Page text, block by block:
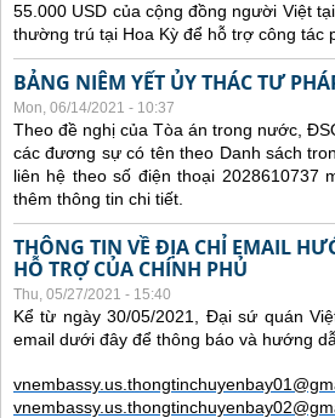
55.000 USD của cộng đồng người Việt
thường trú tại Hoa Kỳ để hỗ trợ công
BẢNG NIÊM YẾT ỦY THÁC TƯ
Mon, 06/14/2021 - 10:37
Theo đề nghị của Tòa án trong nước,
các đương sự có tên theo Danh sách
liên hệ theo số điện thoại 2028610737
thêm thông tin chi tiết.
THÔNG TIN VỀ ĐỊA CHỈ EMAIL
HỖ TRỢ CỦA CHÍNH PHỦ
Thu, 05/27/2021 - 15:40
Kể từ ngày 30/05/2021, Đại sứ quán
email dưới đây để thông báo và hướng